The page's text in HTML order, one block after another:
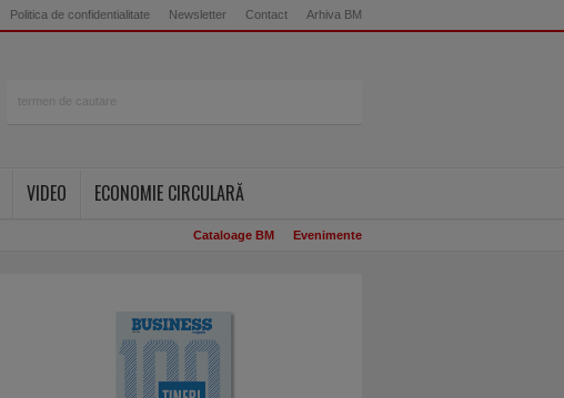
Politica de confidentialitate Newsletter Contact Arhiva BM
VIDEO
ECONOMIE CIRCULARĂ
Cataloage BM Evenimente